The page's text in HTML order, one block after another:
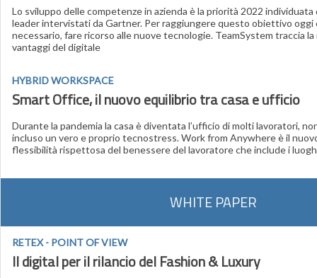
Lo sviluppo delle competenze in azienda è la priorità 2022 individuata
leader intervistati da Gartner. Per raggiungere questo obiettivo oggi
necessario, fare ricorso alle nuove tecnologie. TeamSystem traccia
vantaggi del digitale
HYBRID WORKSPACE
Smart Office, il nuovo equilibrio tra casa e ufficio
Durante la pandemia la casa è diventata l’ufficio di molti lavoratori,
incluso un vero e proprio tecnostress. Work from Anywhere è il
flessibilità rispettosa del benessere del lavoratore che include i
WHITE PAPER
RETEX - POINT OF VIEW
Il digital per il rilancio del Fashion & Luxury